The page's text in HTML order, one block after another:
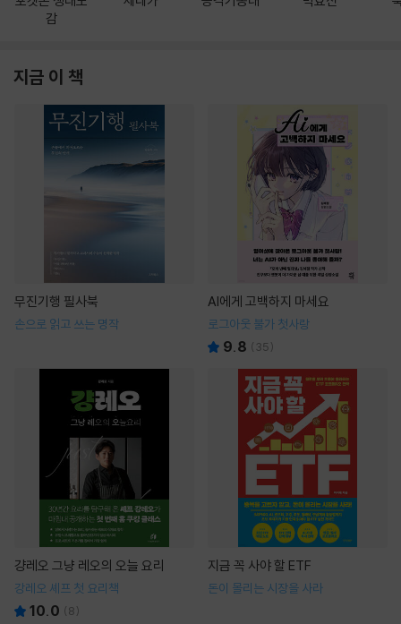
감
지금 이 책
무진기행 필사북
손으로 읽고 쓰는 명작
AI에게 고백하지 마세요
로그아웃 불가 첫사랑
9.8 ( 35)
걍레오 그냥 레오의 오늘 요리
강레오 셰프 첫 요리책
10.0 (8)
지금 꼭 사야 할 ETF
돈이 몰리는 시장을 사라